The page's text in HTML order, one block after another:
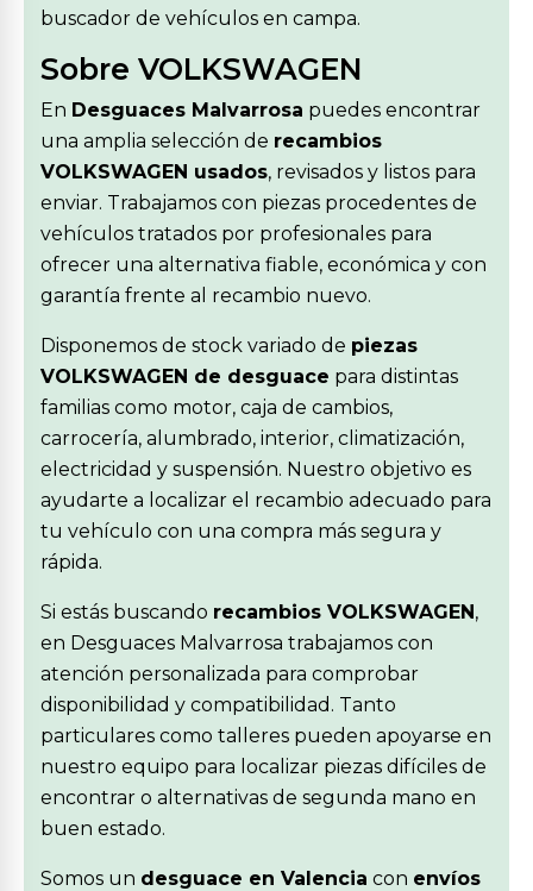
buscador de vehículos en campa.
Sobre VOLKSWAGEN
En Desguaces Malvarrosa puedes encontrar
una amplia selección de recambios
VOLKSWAGEN usados, revisados y listos para
enviar. Trabajamos con piezas procedentes de
vehículos tratados por profesionales para
ofrecer una alternativa fiable, económica y con
garantía frente al recambio nuevo.
Disponemos de stock variado de piezas
VOLKSWAGEN de desguace para distintas
familias como motor, caja de cambios,
carrocería, alumbrado, interior, climatización,
electricidad y suspensión. Nuestro objetivo es
ayudarte a localizar el recambio adecuado para
tu vehículo con una compra más segura y
rápida.
Si estás buscando recambios VOLKSWAGEN,
en Desguaces Malvarrosa trabajamos con
atención personalizada para comprobar
disponibilidad y compatibilidad. Tanto
particulares como talleres pueden apoyarse en
nuestro equipo para localizar piezas difíciles de
encontrar o alternativas de segunda mano en
buen estado.
Somos un desguace en Valencia con envíos